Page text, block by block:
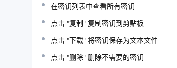
在密钥列表中查看所有密钥
点击 "复制" 复制密钥到剪贴板
点击 "下载" 将密钥保存为文本文件
点击 "删除" 删除不需要的密钥